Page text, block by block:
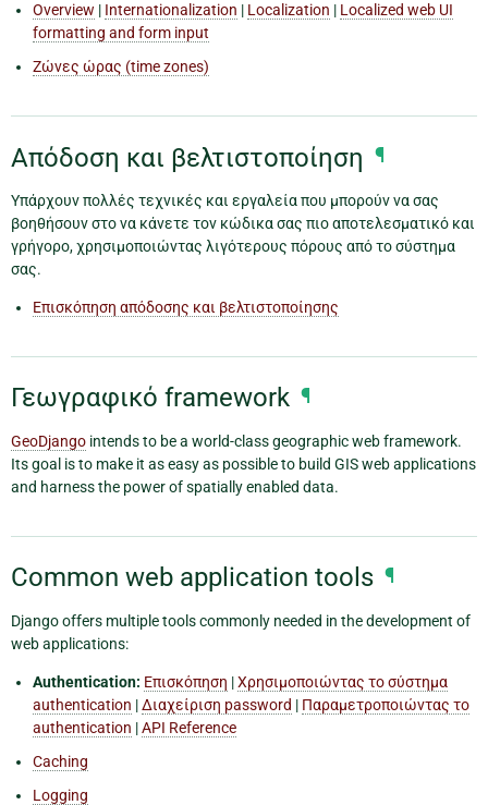
Overview | Internationalization | Localization | Localized web UI
formatting and form input
Ζώνες ώρας (time zones)
Απόδοση και βελτιστοποίηση ¶
Υπάρχουν πολλές τεχνικές και εργαλεία που μπορούν να σας
βοηθήσουν στο να κάνετε τον κώδικα σας πιο αποτελεσματικό και
γρήγορο, χρησιμοποιώντας λιγότερους πόρους από το σύστημα
σας.
Επισκόπηση απόδοσης και βελτιστοποίησης
Γεωγραφικό framework ¶
GeoDjango intends to be a world-class geographic web framework.
Its goal is to make it as easy as possible to build GIS web applications
and harness the power of spatially enabled data.
Common web application tools ¶
Django offers multiple tools commonly needed in the development of
web applications:
Authentication: Επισκόπηση |Χρησιμοποιώντας το σύστημα
authentication |Διαχείριση password | Παραμετροποιώντας το
authentication |API Reference
Caching
Logging